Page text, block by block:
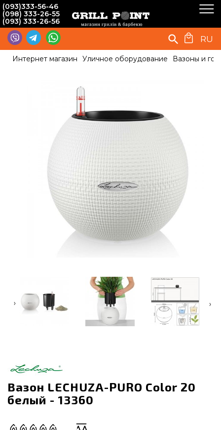
(093)333-56-46
(098) 333-26-55
(093) 333-26-56
RU
Интернет магазин Уличное оборудование Вазоны и
‹ ›
Вазон LECHUZA-PURO Color 20
белый - 13360